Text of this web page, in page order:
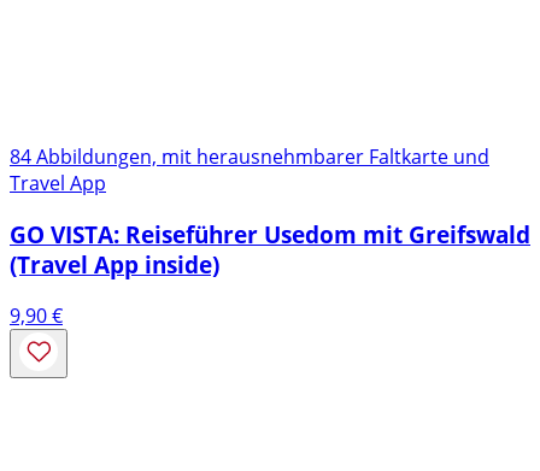
84 Abbildungen, mit herausnehmbarer Faltkarte und
Travel App
GO VISTA: Reiseführer Usedom mit Greifswald
(Travel App inside)
9,90€